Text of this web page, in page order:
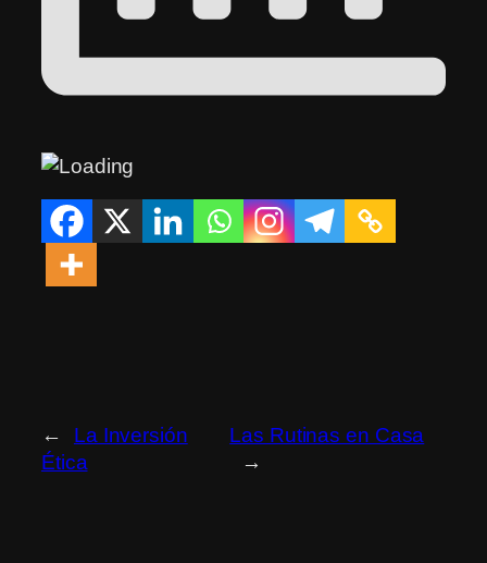
←
La Inversión
Ética
Las Rutinas en Casa
→